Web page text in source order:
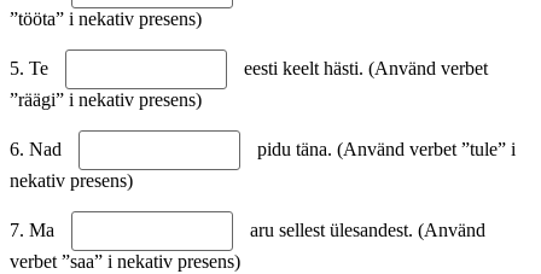
”tööta” i nekativ presens)
5. Te
eesti keelt hästi. (Använd verbet
”räägi” i nekativ presens)
6. Nad
pidu täna. (Använd verbet ”tule” i
nekativ presens)
7. Ma
aru sellest ülesandest. (Använd
verbet ”saa” i nekativ presens)